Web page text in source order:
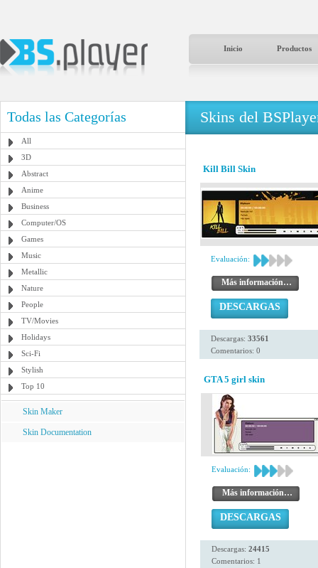
Inicio Productos
Todas las Categorías
All
3D
Abstract
Anime
Business
Computer/OS
Games
Music
Metallic
Nature
People
TV/Movies
Holidays
Sci-Fi
Stylish
Top 10
Skin Maker
Skin Documentation
Skins del
Kill Bill Skin
Evaluación:
Más información…
DESCARGAS
Descargas: 33561
Comentarios: 0
GTA 5 girl skin
Evaluación:
Más información…
DESCARGAS
Descargas: 24415
Comentarios: 1